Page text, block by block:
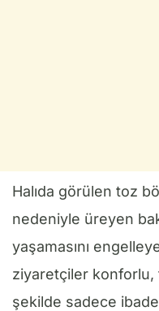
Halıda görülen toz
nedeniyle üreyen
yaşamasını
ziyaretçiler konforlu,
şekilde sadece